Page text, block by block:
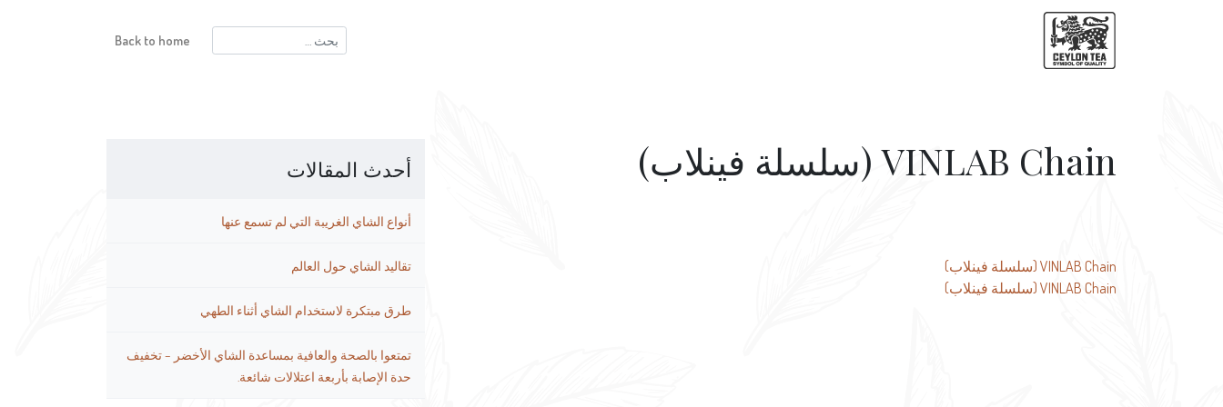
البحث
عن:
Back to home
أحدث المقالات
أنواع الشاي الغريبة التي لم تسمع عنها
تقاليد الشاي حول العالم
طرق مبتكرة لاستخدام الشاي أثناء الطهي
تمتعوا بالصحة والعافية بمساعدة الشاي الأخضر – تخفيف
حدة الإصابة بأربعة اعتلالات شائعة.
VINLAB Chain (سلسلة فينلاب)
تصفّح
المقالات
VINLAB Chain (سلسلة فينلاب)
VINLAB Chain (سلسلة فينلاب)